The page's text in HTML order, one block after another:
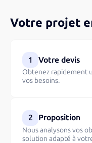
Votre projet
1 Votre devis
Obtenez rapidement
vos besoins.
2 Proposition
Nous analysons vos
solution adapté à